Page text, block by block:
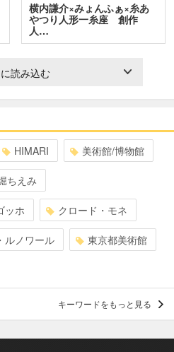
横内謙介×みょんふぁ×糸あ
やつり人形一糸座 創作
人…
読み込む
HIMARI 美術館/博物館
ちえみ
ッホ クロード・モネ
ルノワール 東京都美術館
キーワードをもっと見る